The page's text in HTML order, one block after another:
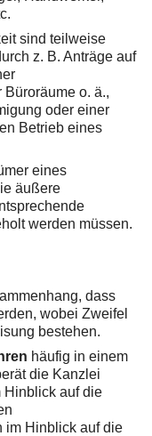
sind teilweise
z. B. Anträge auf
o. ä.,
oder einer
Betrieb eines
eines
äußere
werden müssen.
dass
wobei Zweifel
bestehen.
häufig in einem
die Kanzlei
Hinblick auf die
im Hinblick auf die